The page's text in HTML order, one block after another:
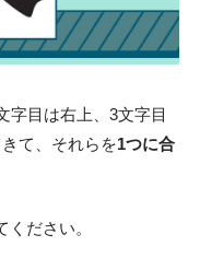
字目は右上、3文字目
て、それらを1つに合
ださい。